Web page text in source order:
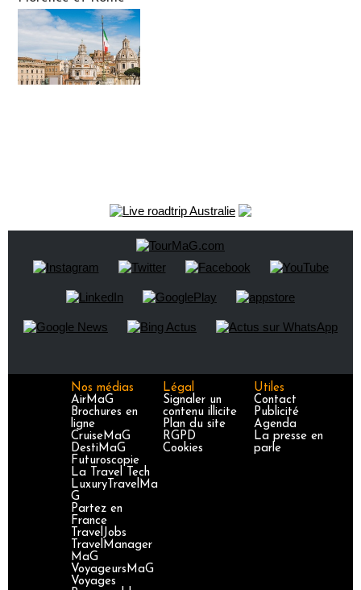
Nos médias
AirMaG
Brochures en
ligne
CruiseMaG
DestiMaG
Futuroscopie
La Travel Tech
LuxuryTravelMa
G
Partez en
France
TravelJobs
TravelManager
MaG
VoyageursMaG
Voyages
Légal
Signaler un
contenu illicite
Plan du site
RGPD
Cookies
Utiles
Contact
Publicité
Agenda
La presse en
parle